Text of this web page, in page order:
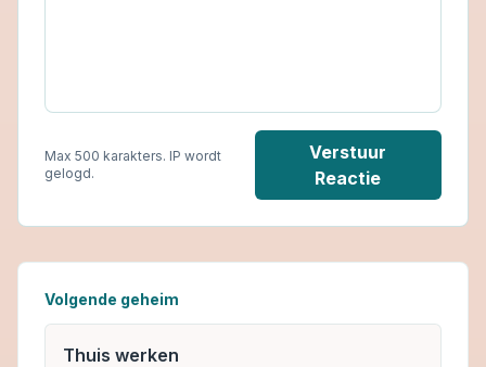
Max 500 karakters. IP wordt
gelogd.
Verstuur
Reactie
Volgende geheim
Thuis werken